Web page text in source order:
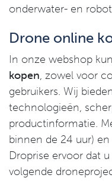
onderwater- en
Drone online
In onze webshop
kopen, zowel voor
gebruikers. Wij
technologieën,
productinformatie.
binnen de 24 uur)
Droprise ervoor dat
volgende